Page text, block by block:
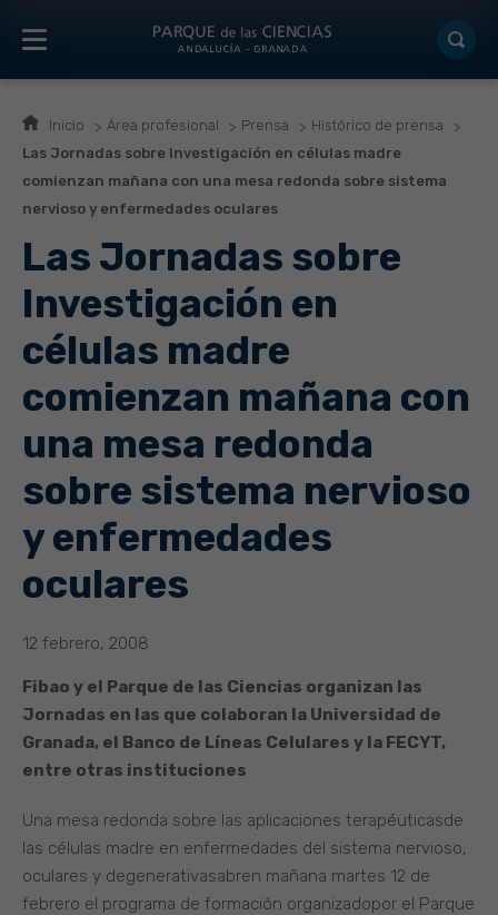
Inicio Área profesional Prensa
Histórico de prensa
Las Jornadas sobre Investigación en células madre
comienzan mañana con una mesa redonda sobre sistema
nervioso y enfermedades oculares
Las Jornadas sobre
Investigación en
células madre
comienzan mañana con
una mesa redonda
sobre sistema nervioso
y enfermedades
oculares
12 febrero, 2008
Fibao y el Parque de las Ciencias organizan las
Jornadas en las que colaboran la Universidad de
Granada, el Banco de Líneas Celulares y la FECYT,
entre otras instituciones
Una mesa redonda sobre las aplicaciones terapéuticasde
las células madre en enfermedades del sistema nervioso,
oculares y degenerativasabren mañana martes 12 de
febrero el programa de formación organizadopor el Parque